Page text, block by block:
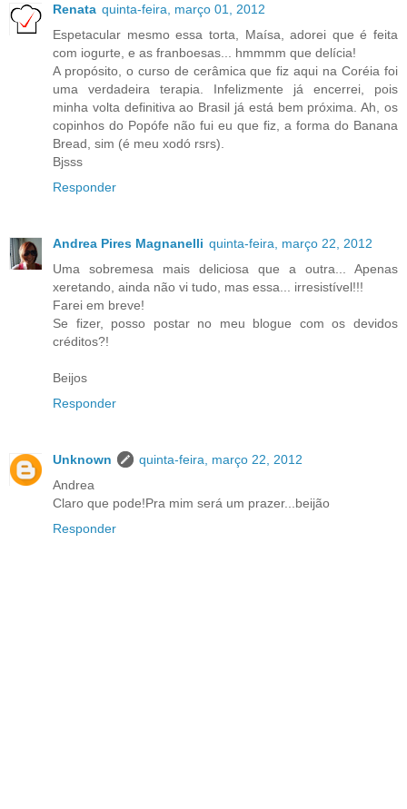
Renata quinta-feira, março 01, 2012
Espetacular mesmo essa torta, Maísa, adorei que é feita
com iogurte, e as franboesas... hmmmm que delícia!
A propósito, o curso de cerâmica que fiz aqui na Coréia foi
uma verdadeira terapia. Infelizmente já encerrei, pois
minha volta definitiva ao Brasil já está bem próxima. Ah, os
copinhos do Popófe não fui eu que fiz, a forma do Banana
Bread, sim (é meu xodó rsrs).
Bjsss
Responder
Andrea Pires Magnanelli quinta-feira, março 22, 2012
Uma sobremesa mais deliciosa que a outra... Apenas
xeretando, ainda não vi tudo, mas essa... irresistível!!!
Farei em breve!
Se fizer, posso postar no meu blogue com os devidos
créditos?!
Beijos
Responder
Unknown
quinta-feira, março 22, 2012
Andrea
Claro que pode!Pra mim será um prazer...beijão
Responder